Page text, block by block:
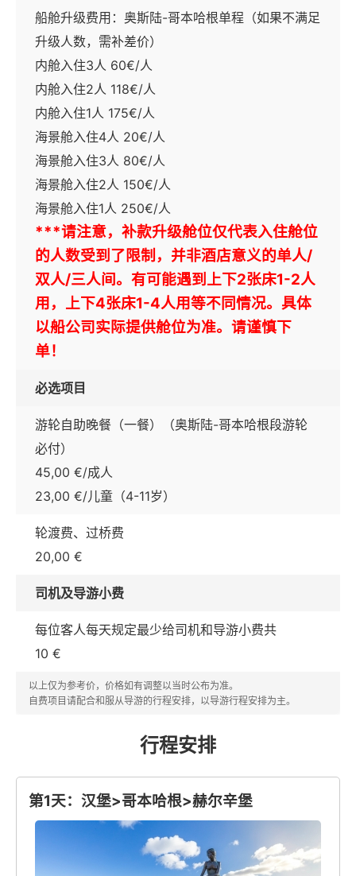
船舱升级费用：奥斯陆-哥本哈根单程（如果不满足
升级人数，需补差价）
内舱入住3人 60€/人
内舱入住2人 118€/人
内舱入住1人 175€/人
海景舱入住4人 20€/人
海景舱入住3人 80€/人
海景舱入住2人 150€/人
海景舱入住1人 250€/人
***请注意，补款升级舱位仅代表入住舱位
的人数受到了限制，并非酒店意义的单人/
双人/三人间。 有可能遇到上下2张床1-2人
用，上下4张床1-4人用等不同情况。具体
以船公司实际提供舱位为准。 请谨慎下
单！
必选项目
游轮自助晚餐（一餐）（奥斯陆-哥本哈根段游轮
必付）
45,00 €/成人
23,00 €/儿童（4-11岁）
轮渡费、过桥费
20,00 €
司机及导游小费
每位客人每天规定最少给司机和导游小费共
10 €
以上仅为参考价，价格如有调整以当时公布为准。
自费项目请配合和服从导游的行程安排，以导游行程安排为主。
行程安排
第1天：汉堡>哥本哈根>赫尔辛堡